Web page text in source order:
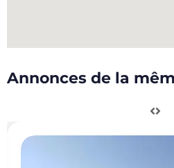
Annonces de la